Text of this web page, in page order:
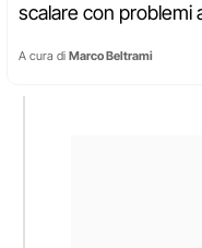
scalare con problemi
A cura di Marco Beltrami